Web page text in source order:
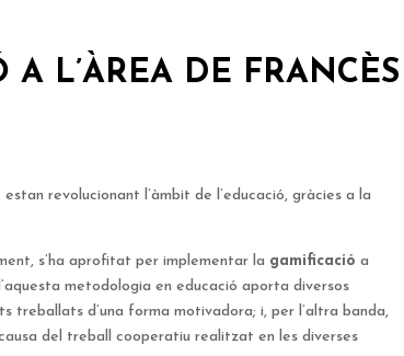
L’ÀREA DE FRANCÈS
revolucionant l’àmbit de l’educació, gràcies a la
s’ha aprofitat per implementar la gamificació a
metodologia en educació aporta diversos
treballats d’una forma motivadora; i, per l’altra banda,
del treball cooperatiu realitzat en les diverses